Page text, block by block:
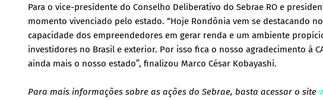
Para o vice-presidente do Conselho Deliberativo do Sebrae RO e
momento vivenciado pelo estado. “Hoje Rondônia vem se destacando
capacidade dos empreendedores em gerar renda e um ambiente
investidores no Brasil e exterior. Por isso fica o nosso agradecimento à
ainda mais o nosso estado”, finalizou Marco César Kobayashi.
Para mais informações sobre as ações do Sebrae, basta acessar o site